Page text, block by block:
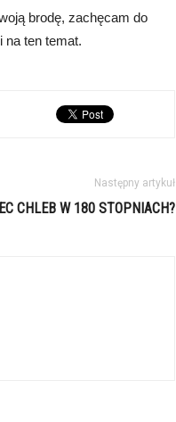
brodę, zachęcam do
na ten temat.
Następny artykuł
CHLEB W 180 STOPNIACH?